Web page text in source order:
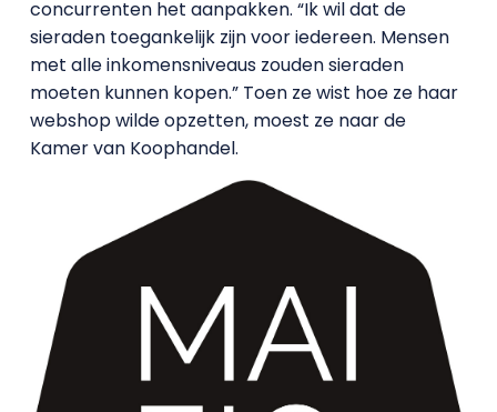
concurrenten het aanpakken. “Ik wil dat de
sieraden toegankelijk zijn voor iedereen. Mensen
met alle inkomensniveaus zouden sieraden
moeten kunnen kopen.” Toen ze wist hoe ze haar
webshop wilde opzetten, moest ze naar de
Kamer van Koophandel.